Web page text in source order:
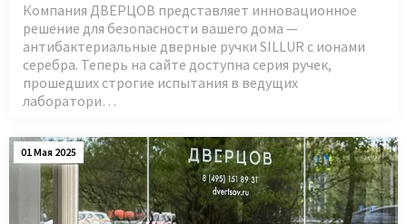
Компания ДВЕРЦОВ представляет инновационное
решение для безопасности вашего дома —
антибактериальные дверные ручки SILLUR с ионами
серебра. Теперь на сайте доступна серия ручек,
прошедших строгие испытания в ведущих
лаборатори…
01 Мая 2025